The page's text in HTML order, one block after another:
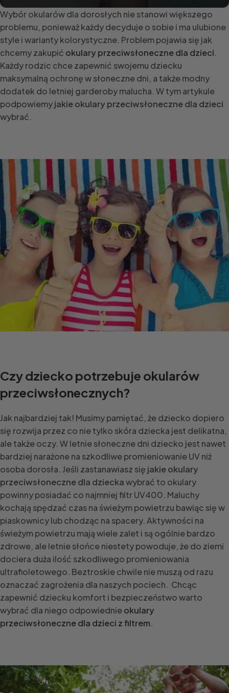
Wybór okularów dla dorosłych nie stanowi większego
problemu, ponieważ każdy decyduje o sobie i ma ulubione
style i warianty kolorystyczne. Problem pojawia się jak
chcemy zakupić okulary przeciwsłoneczne dla dzieci.
Każdy rodzic chce zapewnić swojemu dziecku
maksymalną ochronę w słoneczne dni, a także modny
dodatek do letniej garderoby malucha. W tym artykule
podpowiemyjakie okulary przeciwsłoneczne dla dzieci
wybrać.
Czy dziecko potrzebuje okularów
przeciwsłonecznych?
Jak najbardziej tak! Musimy pamiętać, że dziecko dopiero
się rozwija przez co nie tylko skóra dziecka jest delikatna,
ale także oczy. W letnie słoneczne dni dziecko jest nawet
bardziej narażone na szkodliwe promieniowanie UV niż
osoba dorosła. Jeśli zastanawiasz się jakie okulary
przeciwsłoneczne dla dzieckawybrać to okulary
powinny posiadać co najmniej filtr UV400. Maluchy
kochają spędzać czas na świeżym powietrzu bawiąc się w
piaskownicy lub chodząc na spacery. Aktywności na
świeżym powietrzu mają wiele zalet i są ogólnie bardzo
zdrowe, ale letnie słońce niestety powoduje, że do ziemi
dociera duża ilość szkodliwego promieniowania
ultrafioletowego. Beztroskie chwile nie muszą od razu
oznaczać zagrożenia dla naszych pociech. Chcąc
zapewnić dziecku komfort i bezpieczeństwo warto
wybrać dla niego odpowiednieokulary
przeciwsłoneczne dla dzieci z filtrem.